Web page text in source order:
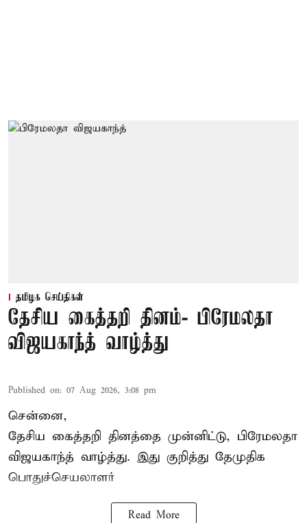
தமிழக செய்திகள்
தேசிய கைத்தறி தினம்- பிரேமலதா
விஜயகாந்த் வாழ்த்து
Published on: 07 Aug 2026, 3:08 pm
சென்னை,
தேசிய கைத்தறி தினத்தை முன்னிட்டு, பிரேமலதா
விஜயகாந்த் வாழ்த்து. இது குறித்து தேமுதிக
பொதுச்செயலாளர்
Read More